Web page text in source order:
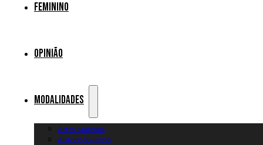
Feminino
Opinião
Modalidades
Artes Marciais
Automobilismo